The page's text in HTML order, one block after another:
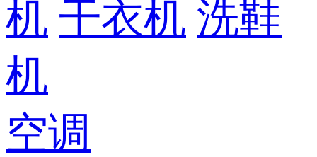
机 干衣机 洗鞋
机
空调